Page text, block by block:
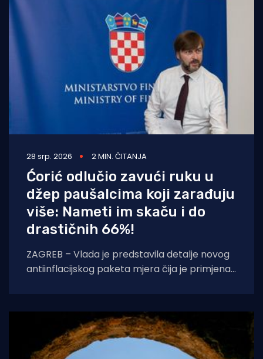
28 srp. 2026 2 MIN. ČITANJA
Ćorić odlučio zavući ruku u
džep paušalcima koji zarađuju
više: Nameti im skaču i do
drastičnih 66%!
ZAGREB – Vlada je predstavila detalje novog
antiinflacijskog paketa mjera čija je primjena